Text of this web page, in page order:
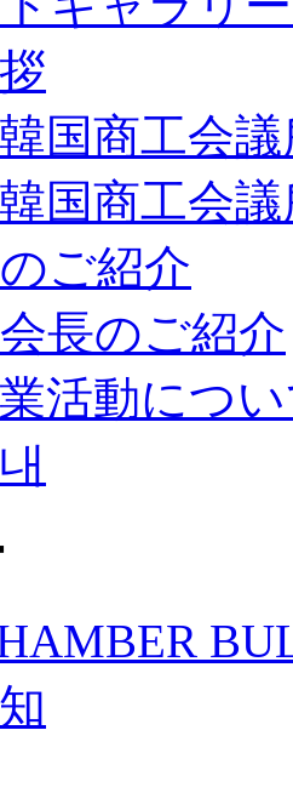
国商工会
国商工会
ご紹介
長のご紹介
活動につ